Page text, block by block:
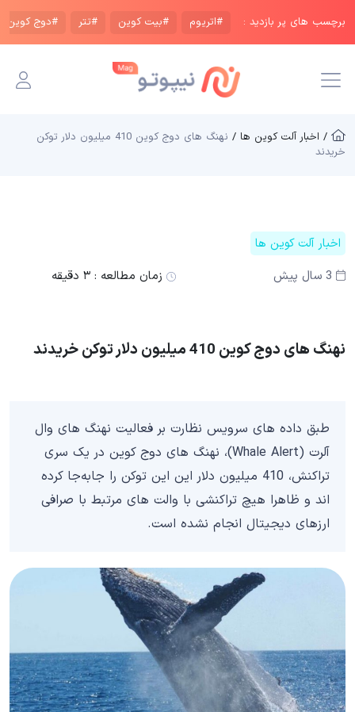
برچسب های پر بازدید : #اتریوم #بیت کوین #تتر #دوج کوین
/ اخبار آلت کوین ها /
نهنگ‌ های دوج کوین 410 میلیون دلار توکن
خریدند
اخبار آلت کوین ها
3 سال پیش
زمان مطالعه : ۳ دقیقه
نهنگ‌ های دوج کوین 410 میلیون دلار توکن خریدند
طبق داده‌ های سرویس نظارت بر فعالیت نهنگ‌ های وال
آلرت (Whale Alert)، نهنگ‌ های دوج کوین در یک سری
تراکنش‌، 410 میلیون دلار این این توکن را جابه‌جا کرده‌
اند و ظاهرا هیچ تراکنشی با والت های مرتبط با صرافی
ارزهای دیجیتال انجام نشده است.